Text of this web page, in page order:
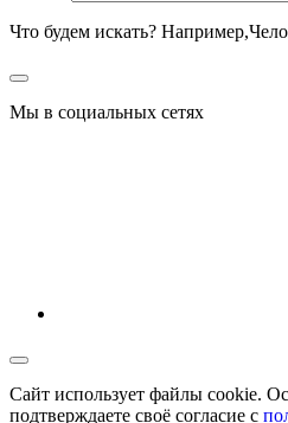
Что будем искать? Например,
Мы в социальных сетях
Сайт использует файлы cookie.
подтверждаете своё согласие с